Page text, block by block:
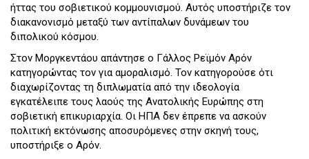
ήττας του σοβιετικού κομμουνισμού. Αυτός υποστήριζε τον
διακανονισμό μεταξύ των αντίπαλων δυνάμεων του
διπολικού κόσμου.
Στον Μοργκεντάου απάντησε ο Γάλλος Ρεϊμόν Αρόν
κατηγορώντας τον για αμοραλισμό. Τον κατηγορούσε ότι
διαχωρίζοντας τη διπλωματία από την ιδεολογία
εγκατέλειπε τους λαούς της Ανατολικής Ευρώπης στη
σοβιετική επικυριαρχία. Οι ΗΠΑ δεν έπρεπε να ασκούν
πολιτική εκτόνωσης αποσυρόμενες στην σκηνή τους,
υποστήριξε ο Αρόν.